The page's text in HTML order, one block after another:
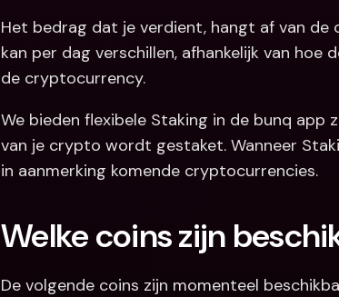
Het bedrag dat je verdient, hangt af van
kan per dag verschillen, afhankelijk van
de cryptocurrency.
We bieden flexibele Staking in de bunq
van je crypto wordt gestaket. Wanneer
in aanmerking komende cryptocurrencies.
Welke coins zijn
De volgende coins zijn momenteel